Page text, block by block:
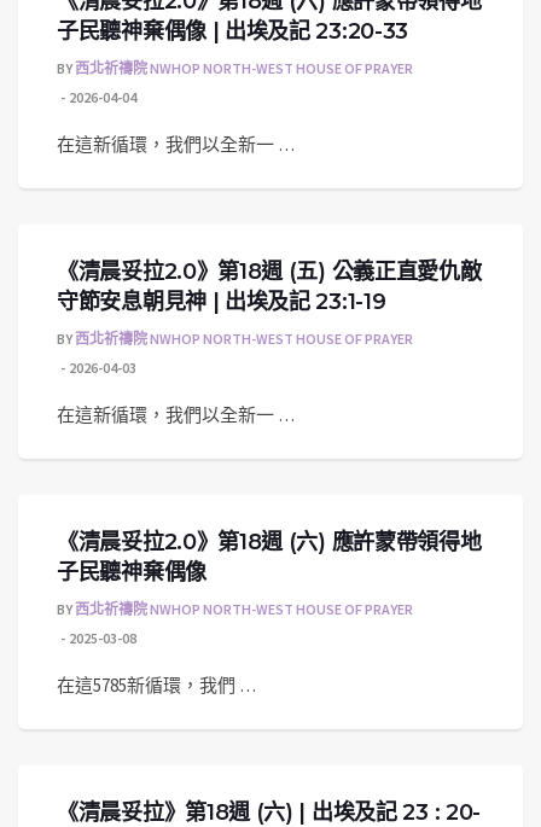
子民聽神棄偶像 | 出埃及記 23:20-33
BY西北祈禱院 NWHOP NORTH-WEST HOUSE OF PRAYER
2026-04-04
在這新循環，我們以全新一 …
《清晨妥拉2.0》第18週 (五) 公義正直愛仇敵
守節安息朝見神 | 出埃及記 23:1-19
BY西北祈禱院 NWHOP NORTH-WEST HOUSE OF PRAYER
2026-04-03
在這新循環，我們以全新一 …
《清晨妥拉2.0》第18週 (六) 應許蒙帶領得地
子民聽神棄偶像
BY西北祈禱院 NWHOP NORTH-WEST HOUSE OF PRAYER
2025-03-08
在這5785新循環，我們 …
《清晨妥拉》第18週 (六) | 出埃及記 23 : 20-